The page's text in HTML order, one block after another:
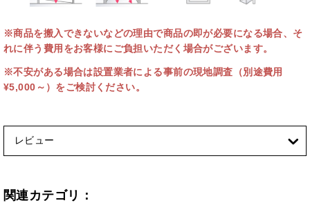
※商品を搬入できないなどの理由で商品の即が必要になる場合、そ
れに伴う費用をお客様にご負担いただく場合がございます。
※不安がある場合は設置業者による事前の現地調査（別途費用
¥5,000～）をご検討ください。
レビュー
関連カテゴリ：